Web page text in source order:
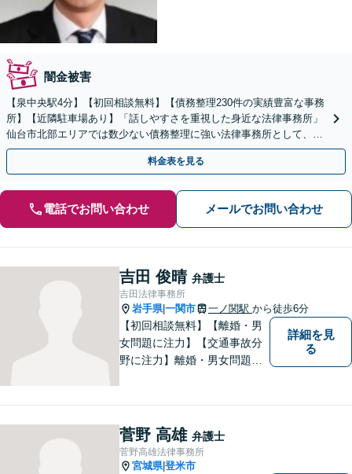
闇金被害
【泉中央駅4分】【初回相談無料】【債務整理230件の実績豊富な事務
所】【近隣駐車場あり】「話しやすさを重視した身近な法律事務所」
仙台市北部エリアでは数少ない債務整理に強い法律事務所として、地
域の皆さまの経済的再出発を全力で応援いたします。
料金表を見る
電話でお問い合わせ メールでお問い合わせ
吉田 俊晴 弁護士
吉田法律事務所
岩手県|一関市 一ノ関駅 から徒歩6分
【初回相談無料】【離婚・男
女問題に注力】【交通事故分
野に注力】離婚・男女問題、
ります。何かお困りごとがご
ざいましたら、お気軽にご相
談ください。
詳細を見
る
菅野 高雄 弁護士
菅野高雄法律事務所
宮城県|登米市